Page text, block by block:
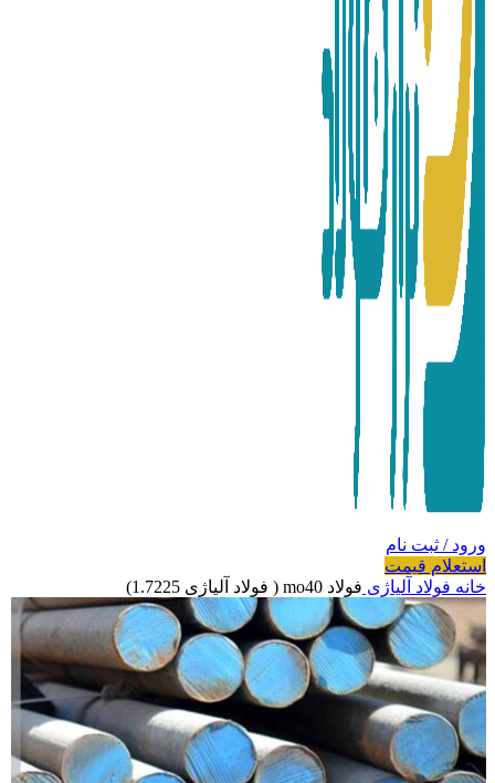
ورود / ثبت نام
استعلام قیمت
خانه فولاد آلیاژی فولاد mo40 ( فولاد آلیاژی 1.7225)